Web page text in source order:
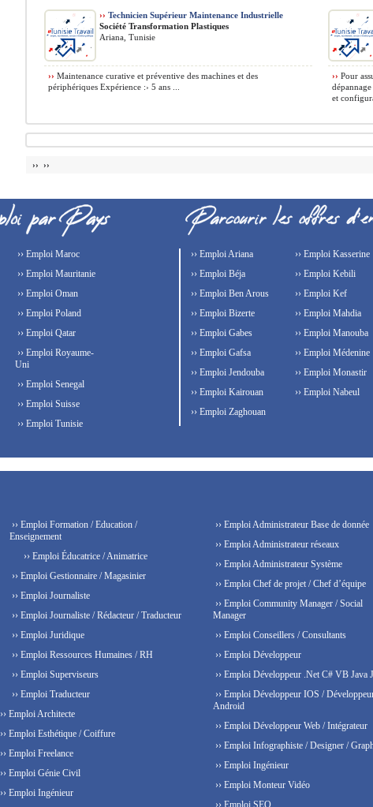
›› Technicien Supérieur Maintenance Industrielle
Société Transformation Plastiques
Ariana, Tunisie
›› Maintenance curative et préventive des machines et des
périphériques Expérience :› 5 ans ...
›› Pour
et
›› ››
›› Emploi Maroc
›› Emploi Mauritanie
›› Emploi Oman
›› Emploi Poland
›› Emploi Qatar
›› Emploi Royaume-
Uni
›› Emploi Senegal
›› Emploi Suisse
›› Emploi Tunisie
›› Emploi Ariana
›› Emploi Béja
›› Emploi Ben Arous
›› Emploi Bizerte
›› Emploi Gabes
›› Emploi Gafsa
›› Emploi Jendouba
›› Emploi Kairouan
›› Emploi Kasserine
›› Emploi Kebili
›› Emploi Kef
›› Emploi Mahdia
›› Emploi Manouba
›› Emploi Médenine
›› Emploi Monastir
›› Emploi Nabeul
›› Emploi Zaghouan
›› Emploi Formation / Education /
Enseignement
›› Emploi Éducatrice / Animatrice
›› Emploi Gestionnaire / Magasinier
›› Emploi Journaliste
›› Emploi Journaliste / Rédacteur / Traducteur
›› Emploi Juridique
›› Emploi Ressources Humaines / RH
›› Emploi Superviseurs
›› Emploi Traducteur
›› Emploi Architecte
›› Emploi Esthétique / Coiffure
›› Emploi Freelance
›› Emploi Génie Civil
›› Emploi Ingénieur
›› Emploi Administrateur Base de donnée
›› Emploi Administrateur réseaux
›› Emploi Administrateur Système
›› Emploi Chef de projet / Chef d’équipe
›› Emploi Community Manager / Social
Manager
›› Emploi Conseillers / Consultants
›› Emploi Développeur
›› Emploi Développeur .Net C# VB Java
›› Emploi Développeur IOS /
Android
›› Emploi Développeur Web / Intégrateur
›› Emploi Infographiste / Designer /
›› Emploi Ingénieur
›› Emploi Monteur Vidéo
›› Emploi SEO